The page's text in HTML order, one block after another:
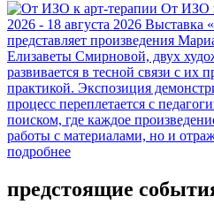
От ИЗО
2026 - 18 августа 2026 Выставка
представляет произведения
Елизаветы Смирновой, двух
развивается в тесной связи с их
практикой. Экспозиция
процесс переплетается с
поиском, где каждое
работы с материалами, но и
подробнее
предстоящие